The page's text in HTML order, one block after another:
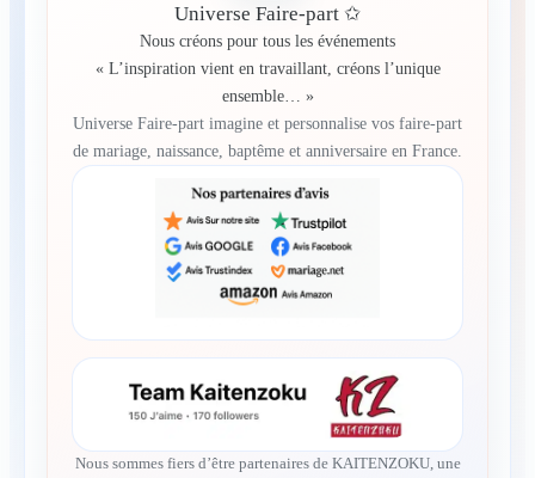
Universe Faire-part ✩
Nous créons pour tous les événements
« L’inspiration vient en travaillant, créons l’unique
ensemble… »
Universe Faire-part imagine et personnalise vos faire-part
de mariage, naissance, baptême et anniversaire en France.
Nous sommes fiers d’être partenaires de KAITENZOKU, une